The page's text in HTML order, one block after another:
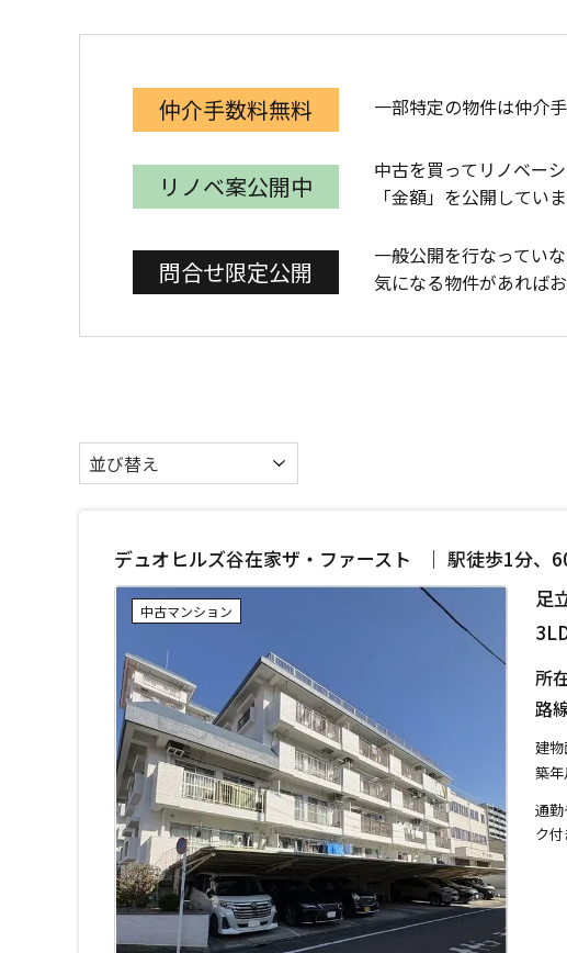
仲介手数料無料 一部特定の物件は仲介
リノベ案公開中
中古を買ってリノベー
「金額」を公開していま
問合せ限定公開
一般公開を行なってい
気になる物件があれば
デュオヒルズ谷在家ザ・ファースト ｜ 駅徒歩1分、
中古マンション
足
所
路
建
築年
通
ク